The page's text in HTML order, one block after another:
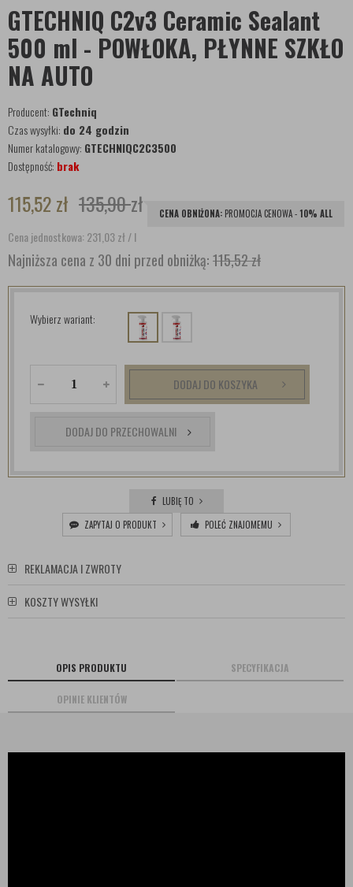
GTECHNIQ C2v3 Ceramic Sealant
500 ml - POWŁOKA, PŁYNNE SZKŁO
NA AUTO
Producent: GTechniq
Czas wysyłki: do 24 godzin
Numer katalogowy: GTECHNIQC2C3500
Dostępność: brak
115,52zł 135,90zł CENA OBNIŻONA: PROMOCJA CENOWA -10% ALL
Cena jednostkowa: 231,03zł/ l
Najniższa cena z 30 dni przed obniżką:115,52 zł
Wybierz wariant:
DODAJ DO KOSZYKA
DODAJ DO PRZECHOWALNI
LUBIĘ TO
ZAPYTAJ O PRODUKT
POLEĆ ZNAJOMEMU
REKLAMACJA I ZWROTY
KOSZTY WYSYŁKI
OPIS PRODUKTU SPECYFIKACJA
OPINIE KLIENTÓW